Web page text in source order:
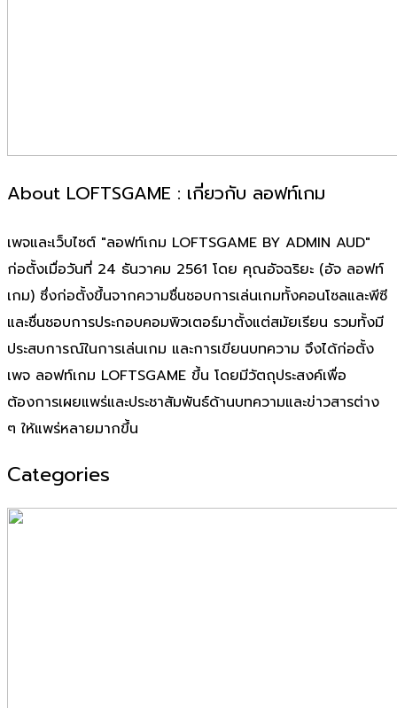
About LOFTSGAME : เกี่ยวกับ ลอฟท์เกม
เพจและเว็บไซต์ "ลอฟท์เกม LOFTSGAME BY ADMIN AUD"
ก่อตั้งเมื่อวันที่ 24 ธันวาคม 2561 โดย คุณอัจฉริยะ (อัจ ลอฟท์
เกม) ซึ่งก่อตั้งขึ้นจากความชื่นชอบการเล่นเกมทั้งคอนโซลและพีซี
และชื่นชอบการประกอบคอมพิวเตอร์มาตั้งแต่สมัยเรียน รวมทั้งมี
ประสบการณ์ในการเล่นเกม และการเขียนบทความ จึงได้ก่อตั้ง
เพจ ลอฟท์เกม LOFTSGAME ขึ้น โดยมีวัตถุประสงค์เพื่อ
ต้องการเผยแพร่และประชาสัมพันธ์ด้านบทความและข่าวสารต่าง
ๆ ให้แพร่หลายมากขึ้น
Categories